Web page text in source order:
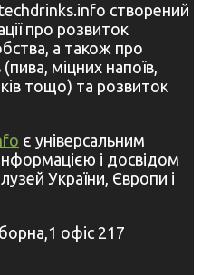
створений
про розвиток
а також про
міцних напоїв,
тощо) та розвиток
є універсальним
і досвідом
України, Європи і
офіс 217